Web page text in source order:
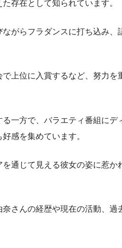
存在として知られています。
がらフラダンスに打ち込み、
上位に入賞するなど、努力を
一方で、バラエティ番組にデ
感を集めています。
通じて見える彼女の姿に惹か
さんの経歴や現在の活動、過